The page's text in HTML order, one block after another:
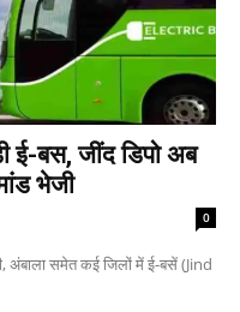
ई-बस, जींद डिपो अब
भेजी
0
अंबाला समेत कई जिलों में ई-बसें (Jind